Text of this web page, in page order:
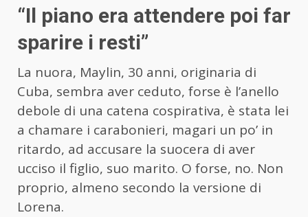
“Il piano era attendere poi far
sparire i resti”
La nuora, Maylin, 30 anni, originaria di
Cuba, sembra aver ceduto, forse è l’anello
debole di una catena cospirativa, è stata lei
a chamare i carabonieri, magari un po’ in
ritardo, ad accusare la suocera di aver
ucciso il figlio, suo marito. O forse, no. Non
proprio, almeno secondo la versione di
Lorena.